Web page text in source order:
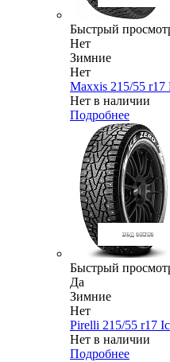
Быстрый
Нет
Зимние
Нет
Maxxis 215/55 r17
Нет в наличии
Подробнее
Быстрый
Да
Зимние
Нет
Pirelli 215/55 r17
Нет в наличии
Подробнее